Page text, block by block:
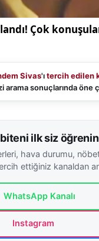
Sivas'ıtercih edilen
sonuçlarında öne
ilk siz öğrenin
hava durumu,
ettiğiniz kanaldan
WhatsApp Kanalı
Instagram